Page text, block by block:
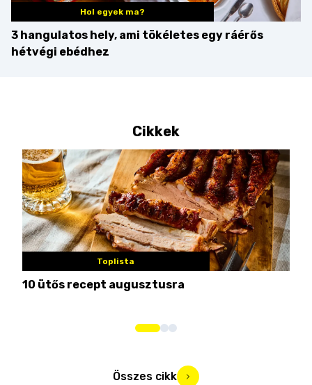
Hol egyek ma?
3 hangulatos hely, ami tökéletes egy ráérős
hétvégi ebédhez
Cikkek
Toplista
10 ütős recept augusztusra
Összes cikk